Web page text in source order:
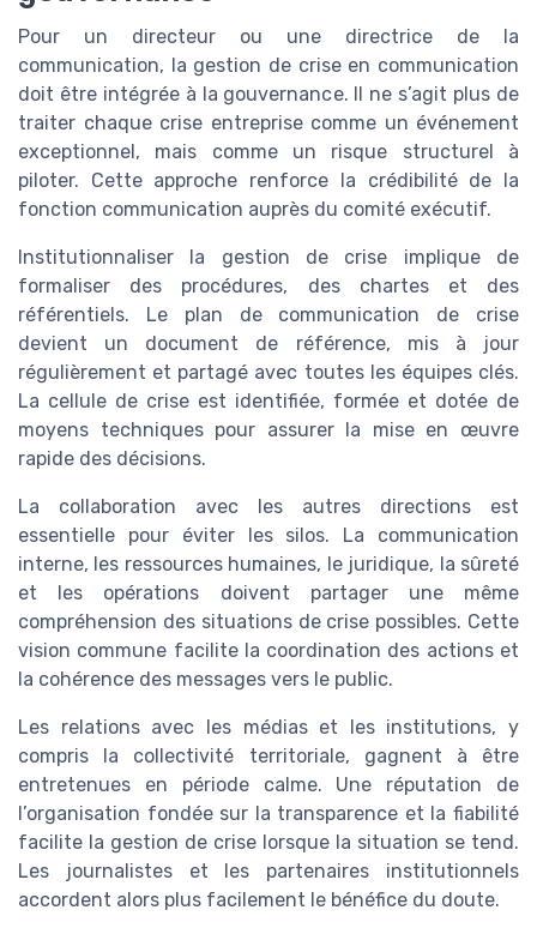
Pour un directeur ou une directrice de la
communication, la gestion de crise en communication
doit être intégrée à la gouvernance. Il ne s’agit plus de
traiter chaque crise entreprise comme un événement
exceptionnel, mais comme un risque structurel à
piloter. Cette approche renforce la crédibilité de la
fonction communication auprès du comité exécutif.
Institutionnaliser la gestion de crise implique de
formaliser des procédures, des chartes et des
référentiels. Le plan de communication de crise
devient un document de référence, mis à jour
régulièrement et partagé avec toutes les équipes clés.
La cellule de crise est identifiée, formée et dotée de
moyens techniques pour assurer la mise en œuvre
rapide des décisions.
La collaboration avec les autres directions est
essentielle pour éviter les silos. La communication
interne, les ressources humaines, le juridique, la sûreté
et les opérations doivent partager une même
compréhension des situations de crise possibles. Cette
vision commune facilite la coordination des actions et
la cohérence des messages vers le public.
Les relations avec les médias et les institutions, y
compris la collectivité territoriale, gagnent à être
entretenues en période calme. Une réputation de
l’organisation fondée sur la transparence et la fiabilité
facilite la gestion de crise lorsque la situation se tend.
Les journalistes et les partenaires institutionnels
accordent alors plus facilement le bénéfice du doute.